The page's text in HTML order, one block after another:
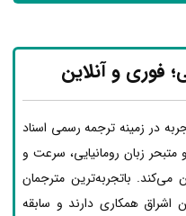
فوری و آنلاین
در زمینه ترجمه رسمی اسناد
زبان رومانیایی، سرعت و
باتجربه‌ترین مترجمان
اشراق همکاری دارند و سابقه